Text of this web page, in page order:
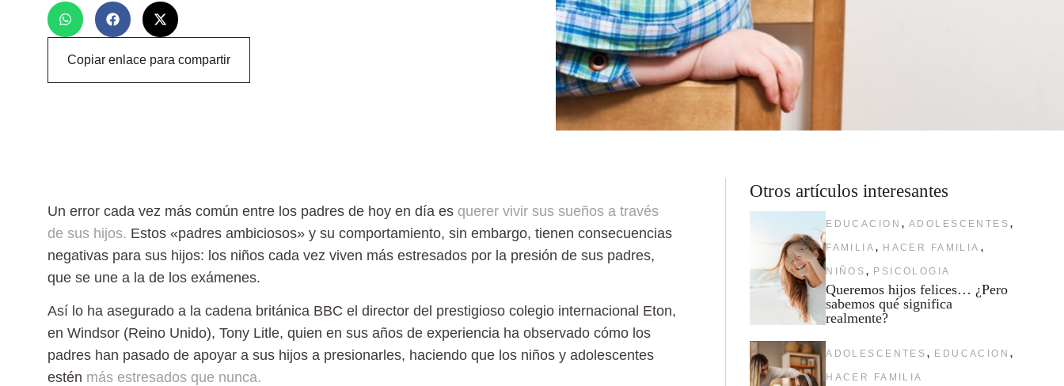
Copiar enlace para compartir
Un error cada vez más común entre los padres de hoy en día es querer vivir sus sueños a través
de sus hijos. Estos «padres ambiciosos» y su comportamiento, sin embargo, tienen consecuencias
negativas para sus hijos: los niños cada vez viven más estresados por la presión de sus padres,
que se une a la de los exámenes.
Así lo ha asegurado a la cadena británica BBC el director del prestigioso colegio internacional Eton,
en Windsor (Reino Unido), Tony Litle, quien en sus años de experiencia ha observado cómo los
padres han pasado de apoyar a sus hijos a presionarles, haciendo que los niños y adolescentes
estén más estresados que nunca.
Otros artículos interesantes
EDUCACION , ADOLESCENTES ,
FAMILIA , HACER FAMILIA ,
NIÑOS , PSICOLOGIA
Queremos hijos felices… ¿Pero
sabemos qué significa
realmente?
ADOLESCENTES , EDUCACION ,
HACER FAMILIA